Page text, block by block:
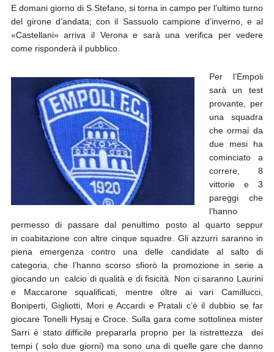
E domani giorno di S.Stefano, si torna in campo per l’ultimo turno
del girone d’andata; con il Sassuolo campione d’inverno, e al
«Castellani» arriva il Verona e sarà una verifica per vedere
come risponderà il pubblico.
Per l’Empoli
sarà un test
provante, per
una squadra
che ormai da
due mesi ha
cominciato a
correre, 8
vittorie e 3
pareggi che
l’hanno
permesso di passare dal penultimo posto al quarto seppur
in coabitazione con altre cinque squadre. Gli azzurri saranno in
piena emergenza contro una delle candidate al salto di
categoria, che l’hanno scorso sfiorò la promozione in serie a
giocando un calcio di qualità e di fisicità. Non ci saranno Laurini
e Maccarone squalificati, mentre oltre ai vari Camillucci,
Boniperti, Gigliotti, Mori e Accardi e Pratali c’è il dubbio se far
giocare Tonelli Hysaj e Croce. Sulla gara come sottolinea mister
Sarri è stato difficile prepararla proprio per la ristrettezza dei
tempi ( solo due giorni) ma sono una di quelle gare che danno